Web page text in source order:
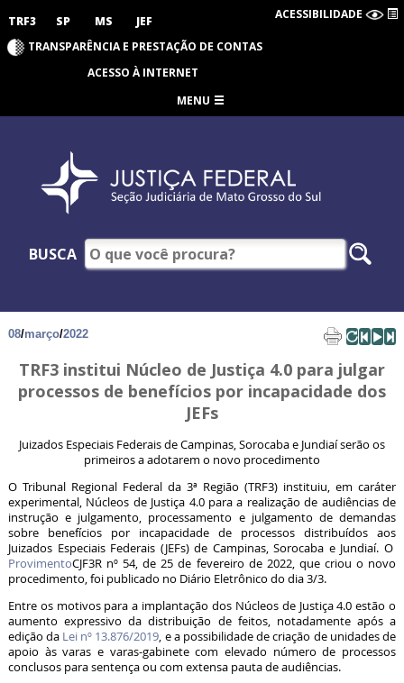
TRF3 SP MS JEF ACESSIBILIDADE
TRANSPARÊNCIA E PRESTAÇÃO DE CONTAS
ACESSO À INTERNET
MENU
BUSCA
08/março/2022
TRF3 institui Núcleo de Justiça 4.0 para julgar
processos de benefícios por incapacidade dos
JEFs
Juizados Especiais Federais de Campinas, Sorocaba e Jundiaí serão os
primeiros a adotarem o novo procedimento
O Tribunal Regional Federal da 3ª Região (TRF3) instituiu, em caráter
experimental, Núcleos de Justiça 4.0 para a realização de audiências de
instrução e julgamento, processamento e julgamento de demandas
sobre benefícios por incapacidade de processos distribuídos aos
Juizados Especiais Federais (JEFs) de Campinas, Sorocaba e Jundiaí. O
ProvimentoCJF3R nº 54, de 25 de fevereiro de 2022, que criou o novo
procedimento, foi publicado no Diário Eletrônico do dia 3/3.
Entre os motivos para a implantação dos Núcleos de Justiça 4.0 estão o
aumento expressivo da distribuição de feitos, notadamente após a
edição da Lei nº 13.876/2019, e a possibilidade de criação de unidades de
apoio às varas e varas-gabinete com elevado número de processos
conclusos para sentença ou com extensa pauta de audiências.